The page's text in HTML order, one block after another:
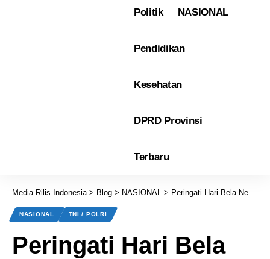
Politik NASIONAL
Pendidikan
Kesehatan
DPRD Provinsi
Terbaru
Media Rilis Indonesia> Blog > NASIONAL > Peringati Hari Bela Negara Ke-76 Tahun 2024 Danrem 043/Gatam Bacakan Amanat Presiden RI
NASIONAL TNI / POLRI
Peringati Hari Bela